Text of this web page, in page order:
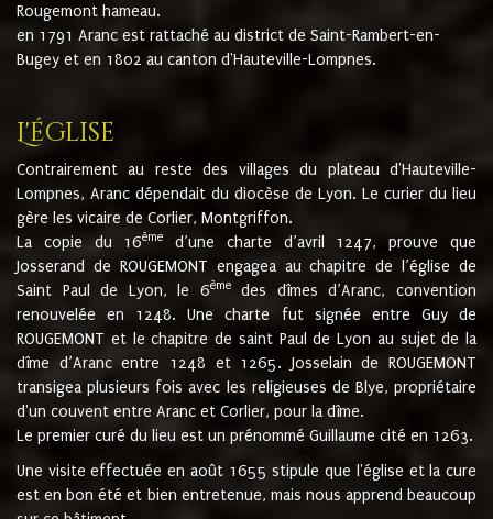
Rougemont hameau.
en 1791 Aranc est rattaché au district de Saint-Rambert-en-
Bugey et en 1802 au canton d'Hauteville-Lompnes.
L'église
Contrairement au reste des villages du plateau d'Hauteville-
Lompnes, Aranc dépendait du diocèse de Lyon. Le curier du lieu
gère les vicaire de Corlier, Montgriffon.
La copie du 16ème
d’une charte d’avril 1247, prouve que
Josserand de ROUGEMONT engagea au chapitre de l’église de
Saint Paul de Lyon, le 6èmedes dîmes d’Aranc, convention
renouvelée en 1248. Une charte fut signée entre Guy de
ROUGEMONT et le chapitre de saint Paul de Lyon au sujet de la
dîme d’Aranc entre 1248 et 1265. Josselain de ROUGEMONT
transigea plusieurs fois avec les religieuses de Blye, propriétaire
d'un couvent entre Aranc et Corlier, pour la dîme.
Le premier curé du lieu est un prénommé Guillaume cité en 1263.
Une visite effectuée en août 1655 stipule que l'église et la cure
est en bon été et bien entretenue, mais nous apprend beaucoup